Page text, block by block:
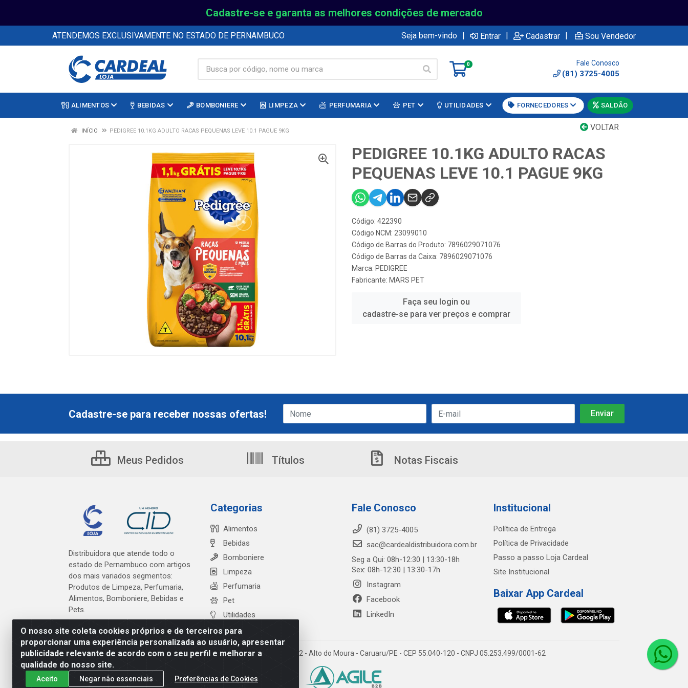
Cadastre-se e garanta as melhores condições de mercado
ATENDEMOS EXCLUSIVAMENTE NO ESTADO DE PERNAMBUCO Seja bem-vindo | Entrar | Cadastrar | Sou Vendedor
0 Fale Conosco
(81) 3725-4005
ALIMENTOS BEBIDAS BOMBONIERE LIMPEZA PERFUMARIA PET UTILIDADES FORNECEDORES SALDÃO
VOLTAR
INÍCIO PEDIGREE 10.1KG ADULTO RACAS PEQUENAS LEVE 10.1 PAGUE 9KG
PEDIGREE 10.1KG ADULTO RACAS
PEQUENAS LEVE 10.1 PAGUE 9KG
Código: 422390
Código NCM: 23099010
Código de Barras do Produto: 7896029071076
Código de Barras da Caixa: 7896029071076
Marca: PEDIGREE
Fabricante: MARS PET
Faça seu login ou
cadastre-se para ver preços e comprar
O nosso site coleta cookies próprios e de terceiros para
proporcionar uma experiência personalizada ao usuário, apresentar
publicidade relevante de acordo com o seu perfil e melhorar a
qualidade do nosso site.
Aceito Negar não essenciais Preferências de Cookies
Cadastre-se para receber nossas ofertas!
Meus Pedidos Títulos Notas Fiscais
Distribuidora que atende todo o
estado de Pernambuco com artigos
dos mais variados segmentos:
Produtos de Limpeza, Perfumaria,
Alimentos, Bomboniere, Bebidas e
Pets.
Categorias
Alimentos
Bebidas
Bomboniere
Limpeza
Perfumaria
Pet
Utilidades
Fale Conosco
(81) 3725-4005
sac@cardealdistribuidora.com.br
Seg a Qui: 08h-12:30 | 13:30-18h
Sex: 08h-12:30 | 13:30-17h
Instagram
Facebook
LinkedIn
Institucional
Política de Entrega
Política de Privacidade
Passo a passo Loja Cardeal
Site Institucional
Baixar App Cardeal
Cardeal Distribuidora - Estrada Alto do Moura, 582 - Alto do Moura - Caruaru/PE - CEP 55.040-120 - CNPJ 05.253.499/0001-62